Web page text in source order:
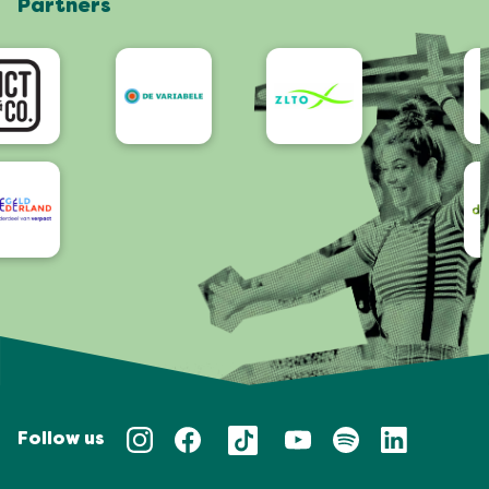
App
Bereikbaarheid/Toegankelijkheid
Partners
Follow us